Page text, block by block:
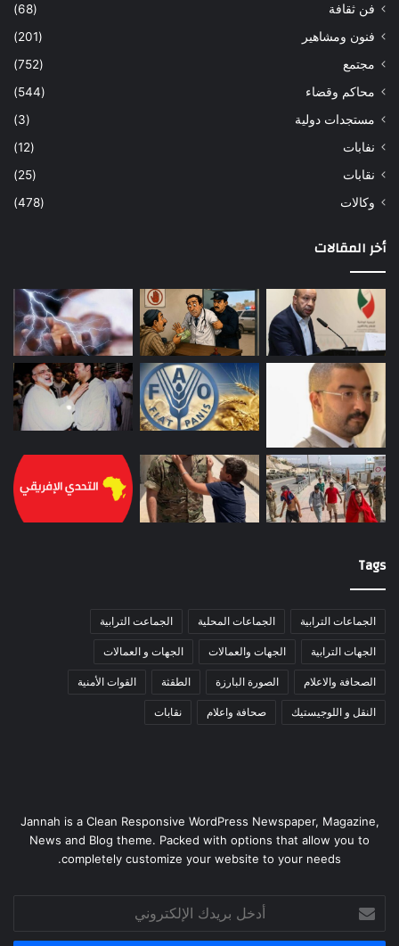
فن ثقافة
(68)
فنون ومشاهير
(201)
مجتمع
(752)
محاكم وقضاء
(544)
مستجدات دولية
(3)
نفابات
(12)
نقابات
(25)
وكالات
(478)
أخر المقالات
Tags
الجماعات الترابية الجماعات المحلية الجماعت الترابية
الجهات الترابية الجهات والعمالات الجهات و العمالات
الصحافة والاعلام الصورة البارزة الطقثة القوات الأمنية
النقل و اللوجيستيك صحافة واعلام نقابات
Jannah is a Clean Responsive WordPress Newspaper, Magazine,
News and Blog theme. Packed with options that allow you to
completely customize your website to your needs.
بريدك
الإلكتروني